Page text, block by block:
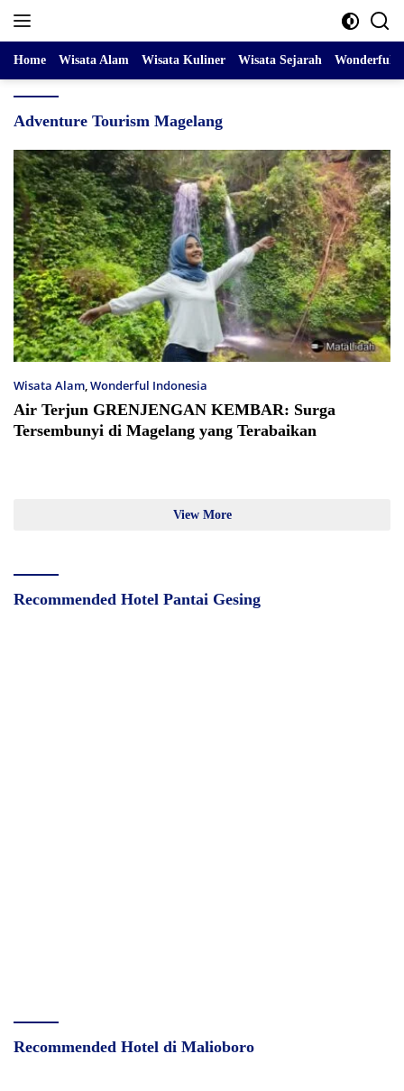
Home Wisata Alam Wisata Kuliner Wisata Sejarah Wonderful
Adventure Tourism Magelang
Wisata Alam,Wonderful Indonesia
Air Terjun GRENJENGAN KEMBAR: Surga
Tersembunyi di Magelang yang Terabaikan
View More
Recommended Hotel Pantai Gesing
Recommended Hotel di Malioboro